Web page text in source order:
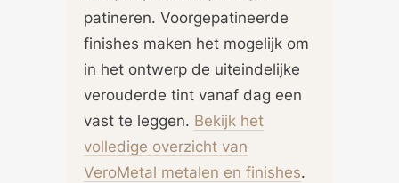
patineren. Voorgepatineerde
finishes maken het mogelijk om
in het ontwerp de uiteindelijke
verouderde tint vanaf dag een
vast te leggen. Bekijk het
volledige overzicht van
VeroMetal metalen en finishes.